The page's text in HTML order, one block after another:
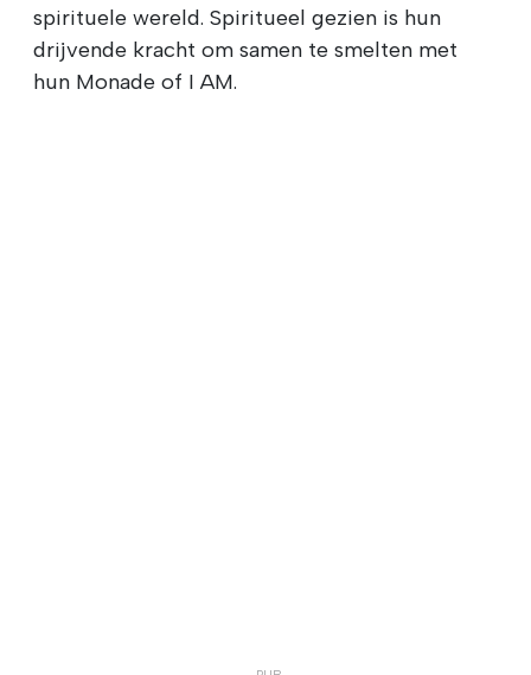
spirituele wereld. Spiritueel gezien is hun
drijvende kracht om samen te smelten met
hun Monade of I AM.